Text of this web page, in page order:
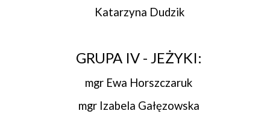
Katarzyna Dudzik
GRUPA IV - JEŻYKI:
mgr Ewa Horszczaruk
mgr Izabela Gałęzowska